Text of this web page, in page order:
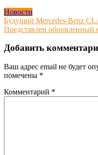
Новости
Навигация
по
записям
Будущий Mercedes-Benz
Представлен обновленный
Добавить
Ваш адрес email не будет
помечены *
Комментарий *